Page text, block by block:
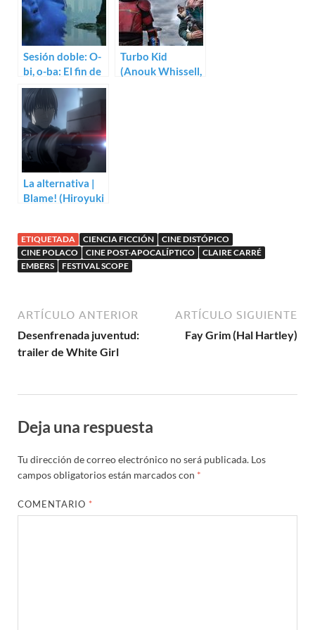
Sesión doble: O-
bi, o-ba: El fin de
la civilización
(1985) / 2019,
tras la caída de
Nueva York
(1983)
Turbo Kid
(Anouk Whissell,
La alternativa |
Blame! (Hiroyuki
ETIQUETADA CIENCIA FICCIÓN
CINE DISTÓPICO
CINE POLACO
CINE POST-APOCALÍPTICO
CLAIRE CARRÉ
EMBERS
FESTIVAL SCOPE
ARTÍCULO ANTERIOR
Desenfrenada juventud:
trailer de White Girl
ARTÍCULO SIGUIENTE
Fay Grim (Hal Hartley)
Deja una respuesta
Tu dirección de correo electrónico no será publicada. Los
campos obligatorios están marcados con *
COMENTARIO *